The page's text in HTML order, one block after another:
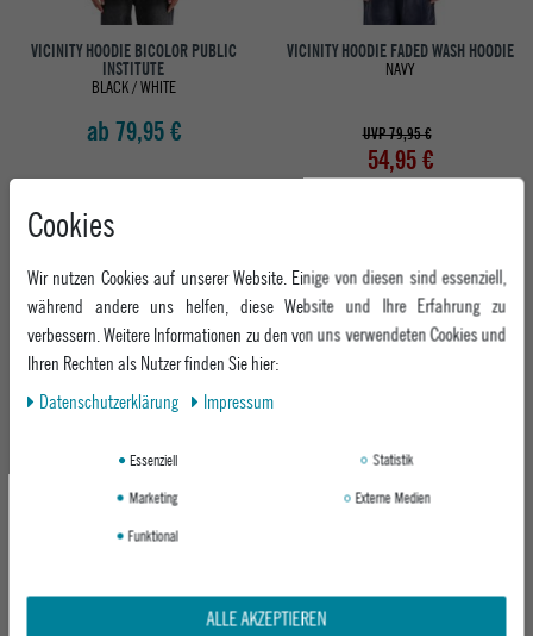
VICINITY HOODIE BICOLOR PUBLIC
INSTITUTE
BLACK / WHITE
ab 79,95 €
VICINITY HOODIE FADED WASH HOODIE
NAVY
UVP 79,95 €
54,95 €
VICINITY T-SHIRT RISE ABOVE THE
PEAKS TEE
WHITE
VICINITY HERREN SNEAKER AKIMBO
LOWS
STONE GREY
Cookies
Wir nutzen Cookies auf unserer Website. Einige von diesen sind essenziell,
während andere uns helfen, diese Website und Ihre Erfahrung zu
verbessern. Weitere Informationen zu den von uns verwendeten Cookies und
Ihren Rechten als Nutzer finden Sie hier:
Daten­schutz­erklärung
Impressum
Essenziell
Statistik
Marketing
Externe Medien
Funktional
ALLE AKZEPTIEREN